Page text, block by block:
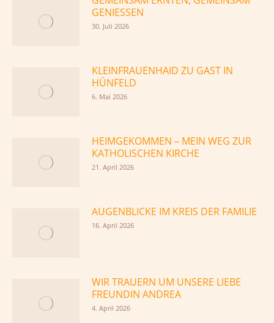
GENIESSEN
30. Juli 2026
KLEINFRAUENHAID ZU GAST IN
HÜNFELD
6. Mai 2026
HEIMGEKOMMEN – MEIN WEG ZUR
KATHOLISCHEN KIRCHE
21. April 2026
AUGENBLICKE IM KREIS DER FAMILIE
16. April 2026
WIR TRAUERN UM UNSERE LIEBE
FREUNDIN ANDREA
4. April 2026